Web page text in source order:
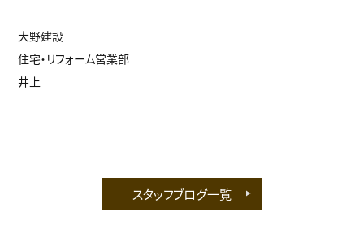
大野建設
住宅・リフォーム営業部
井上
スタッフブログ一覧